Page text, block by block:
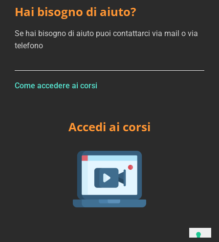
Hai bisogno di aiuto?
Se hai bisogno di aiuto puoi contattarci via mail o via
telefono
Come accedere ai corsi
Accedi ai corsi